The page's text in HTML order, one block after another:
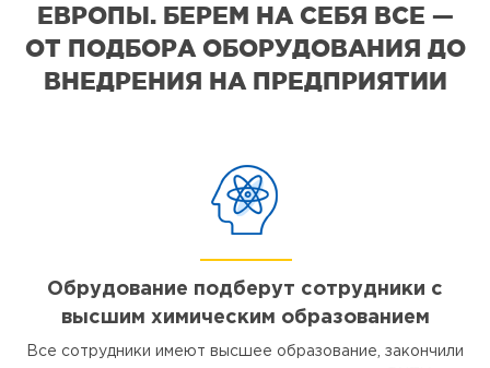
ЕВРОПЫ. БЕРЕМ НА СЕБЯ ВСЕ —
ОТ ПОДБОРА ОБОРУДОВАНИЯ ДО
ВНЕДРЕНИЯ НА ПРЕДПРИЯТИИ
Обрудование подберут сотрудники с
высшим химическим образованием
Все сотрудники имеют высшее образование, закончили